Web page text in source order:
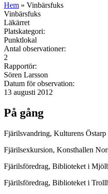
Hem » Vinbärsfuks
Vinbärsfuks
Läkärret
Platskategori:
Punktlokal
Antal observationer:
2
Rapportör:
Sören Larsson
Datum för observation:
13 augusti 2012
På gång
Fjärilsvandring, Kulturens Östarp
Fjärilsexkursion, Konsthallen
Fjärilsföredrag, Biblioteket i
Fjärilsföredrag, Biblioteket i